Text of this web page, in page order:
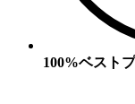
100%ベスト